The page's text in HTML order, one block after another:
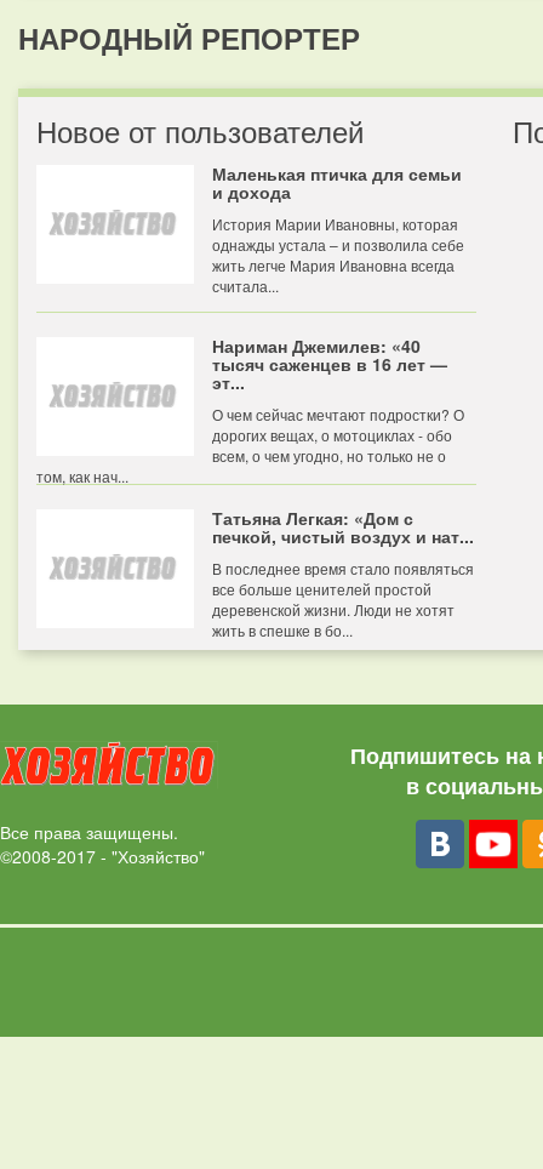
НАРОДНЫЙ РЕПОРТЕР
Новое от пользователей
Маленькая птичка для семьи
и дохода
История Марии Ивановны, которая
однажды устала – и позволила себе
жить легче Мария Ивановна всегда
считала...
Нариман Джемилев: «40
тысяч саженцев в 16 лет —
эт...
О чем сейчас мечтают подростки? О
дорогих вещах, о мотоциклах - обо
всем, о чем угодно, но только не о
том, как нач...
Татьяна Легкая: «Дом с
печкой, чистый воздух и нат...
В последнее время стало появляться
все больше ценителей простой
деревенской жизни. Люди не хотят
жить в спешке в бо...
Все права защищены.
©2008-2017 - "Хозяйство"
Подпишитесь на
в